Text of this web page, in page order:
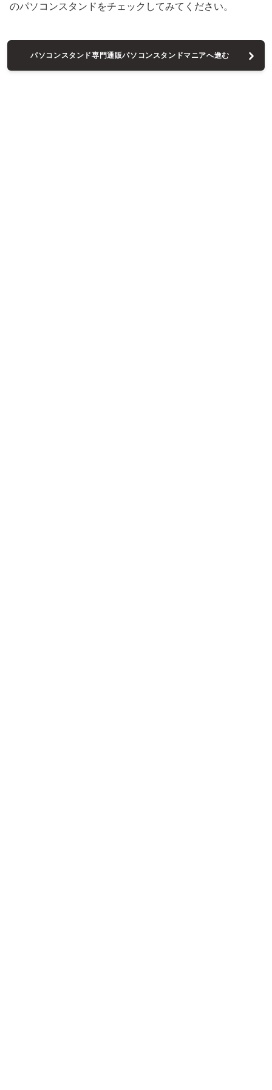
のパソコンスタンドをチェックしてみてください。
パソコンスタンド専門通販パソコンスタンドマニアへ進む